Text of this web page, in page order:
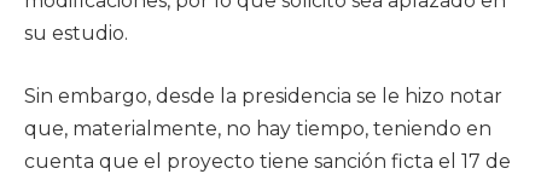
su estudio.
Sin embargo, desde la presidencia se le hizo notar
que, materialmente, no hay tiempo, teniendo en
cuenta que el proyecto tiene sanción ficta el 17 de